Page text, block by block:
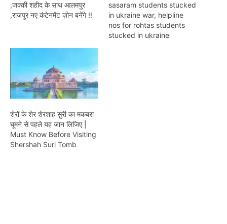
,जक्की शहीद के साथ आलमपुर
,राजपुर नए कंटेनमेंट ज़ोन बनेंगे !!
sasaram students stucked
in ukraine war, helpline
nos for rohtas students
stucked in ukraine
शेरों के शेर शेरशाह सुरी का मकबरा
घूमने से पहले यह जान लिजिए |
Must Know Before Visiting
Shershah Suri Tomb